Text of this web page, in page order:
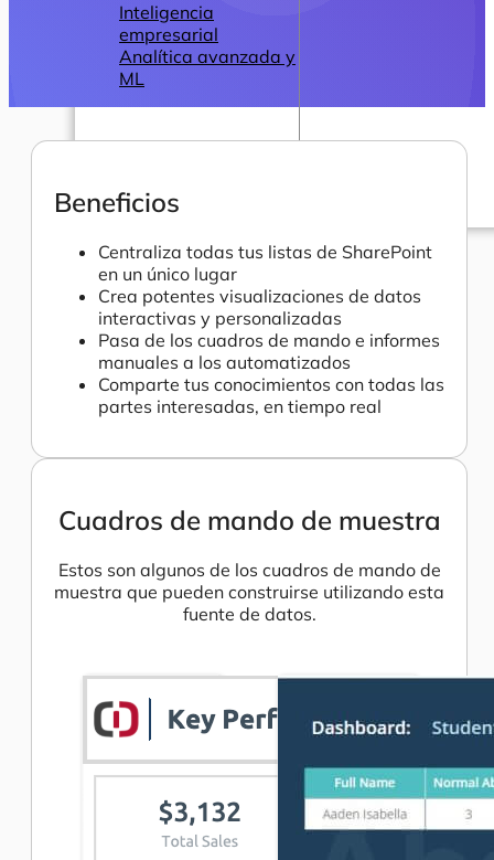
Inteligencia
empresarial
Analítica avanzada y
ML
Beneficios
Centraliza todas tus listas de SharePoint
en un único lugar
Crea potentes visualizaciones de datos
interactivas y personalizadas
Pasa de los cuadros de mando e informes
manuales a los automatizados
Comparte tus conocimientos con todas las
partes interesadas, en tiempo real
Cuadros de mando de muestra
Estos son algunos de los cuadros de mando de
muestra que pueden construirse utilizando esta
fuente de datos.